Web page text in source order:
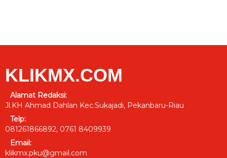
KLIKMX.COM
Alamat Redaksi:
Jl.KH Ahmad Dahlan Kec.Sukajadi, Pekanbaru-Riau
Telp:
081261866892, 0761 8409939
Email:
klikmx.pku@gmail.com